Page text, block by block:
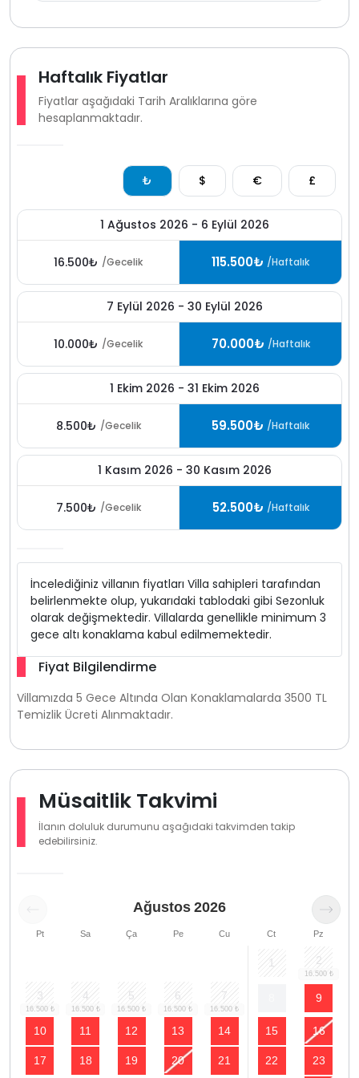
Haftalık Fiyatlar
Fiyatlar aşağıdaki Tarih Aralıklarına göre
hesaplanmaktadır.
₺ $ € £
1 Ağustos 2026 - 6 Eylül 2026
16.500₺ /Gecelik 115.500₺ /Haftalık
7 Eylül 2026 - 30 Eylül 2026
10.000₺ /Gecelik 70.000₺ /Haftalık
1 Ekim 2026 - 31 Ekim 2026
8.500₺ /Gecelik 59.500₺ /Haftalık
1 Kasım 2026 - 30 Kasım 2026
7.500₺ /Gecelik 52.500₺ /Haftalık
İncelediğiniz villanın fiyatları Villa sahipleri tarafından
belirlenmekte olup, yukarıdaki tablodaki gibi Sezonluk
olarak değişmektedir. Villalarda genellikle minimum 3
gece altı konaklama kabul edilmemektedir.
Fiyat Bilgilendirme
Villamızda 5 Gece Altında Olan Konaklamalarda 3500 TL
Temizlik Ücreti Alınmaktadır.
Müsaitlik Takvimi
İlanın doluluk durumunu aşağıdaki takvimden takip
edebilirsiniz.
Ağustos 2026
Pt Sa Ça Pe Cu Ct Pz
1 2
3 4 5 6 7 9
10 11 12 13 14 15 16
17 18 19 20 21 22 23